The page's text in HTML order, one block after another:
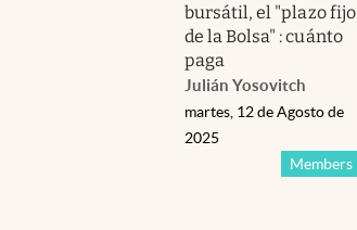
bursátil, el "plazo fijo
de la Bolsa" : cuánto
paga
Julián Yosovitch
Members
martes, 12 de Agosto de
2025